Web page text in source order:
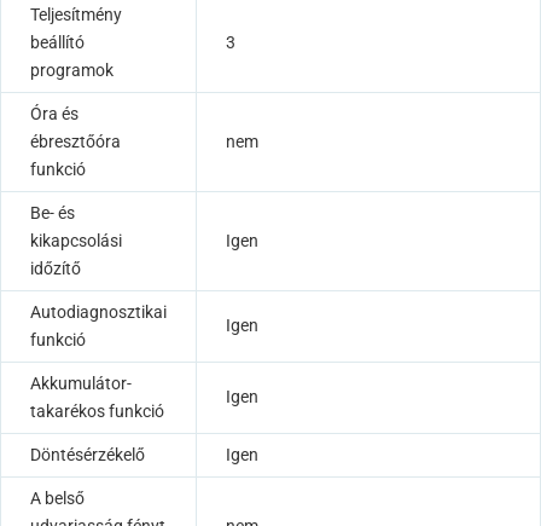
Teljesítmény
beállító
programok
3
Óra és
ébresztőóra
funkció
nem
Be- és
kikapcsolási
időzítő
Igen
Autodiagnosztikai
funkció
Igen
Akkumulátor-
takarékos funkció
Igen
Döntésérzékelő Igen
A belső